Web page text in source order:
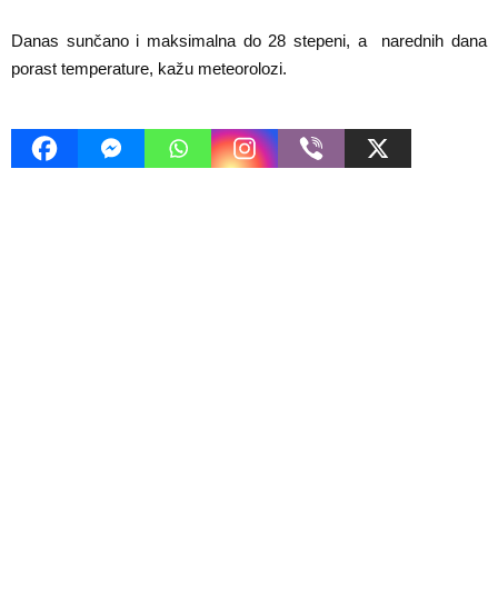
Danas sunčano i maksimalna do 28 stepeni, a narednih dana
porast temperature, kažu meteorolozi.